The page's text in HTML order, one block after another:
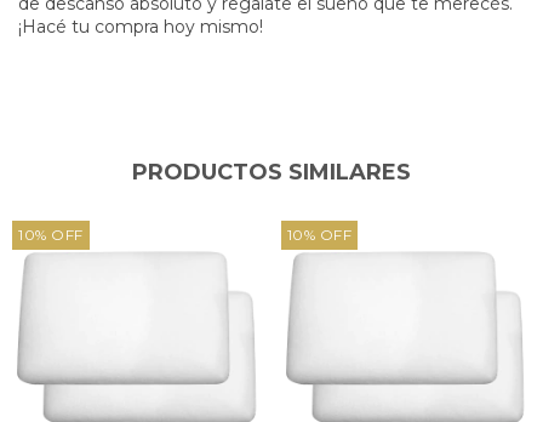
¡Hacé tu compra hoy mismo!
PRODUCTOS SIMILARES
10% OFF 10% OFF